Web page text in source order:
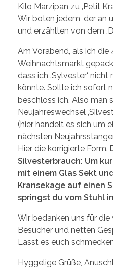
Kilo Marzipan zu ‚Petit
Wir boten jedem, der an
und erzählten von dem
Am Vorabend, als ich die
Weihnachtsmarkt
dass ich ‚Sylvester‘
könnte. Sollte ich sofort
beschloss ich. Also man
Neujahreswechsel
(hier handelt es sich um
nächsten
Hier die korrigierte Form.
Silvesterbrauch: Um
mit einem Glas Sekt
Kransekage auf einen
springst du vom Stuhl
Wir bedanken uns für
Besucher und netten
Lasst es euch
Hyggelige Grüße,